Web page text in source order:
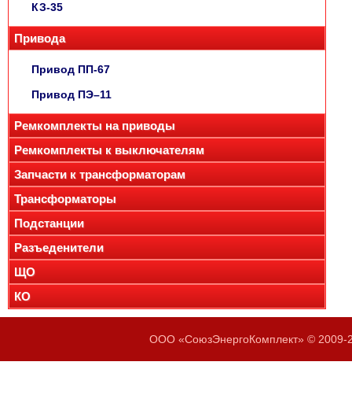
КЗ-35
Привода
Привод ПП-67
Привод ПЭ–11
Ремкомплекты на приводы
Ремкомплекты к выключателям
Запчасти к трансформаторам
Трансформаторы
Подстанции
Разъеденители
ЩО
КО
ООО «СоюзЭнергоКомплект» © 2009-